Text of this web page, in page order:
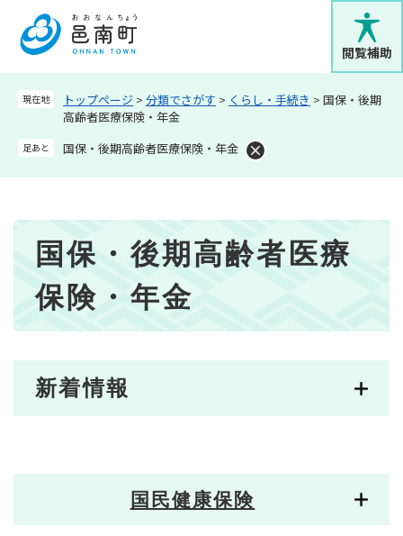
メニューを飛ばして本文へ
閲覧補助
現在地 トップページ > 分類でさがす > くらし・手続き > 国保・後期
高齢者医療保険・年金
足あと 国保・後期高齢者医療保険・年金
国保・後期高齢者医療
保険・年金
新着情報
国民健康保険